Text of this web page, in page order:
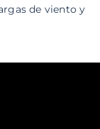
de viento y